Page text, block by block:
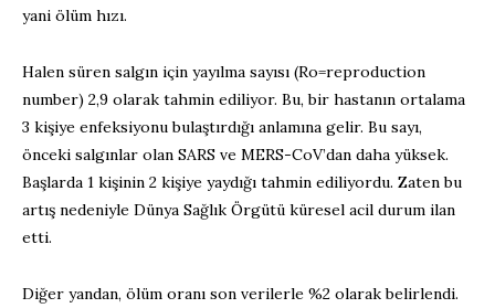
yani ölüm hızı.
Halen süren salgın için yayılma sayısı (Ro=reproduction
number) 2,9 olarak tahmin ediliyor. Bu, bir hastanın ortalama
3 kişiye enfeksiyonu bulaştırdığı anlamına gelir. Bu sayı,
önceki salgınlar olan SARS ve MERS-CoV’dan daha yüksek.
Başlarda 1 kişinin 2 kişiye yaydığı tahmin ediliyordu. Zaten bu
artış nedeniyle Dünya Sağlık Örgütü küresel acil durum ilan
etti.
Diğer yandan, ölüm oranı son verilerle %2 olarak belirlendi.